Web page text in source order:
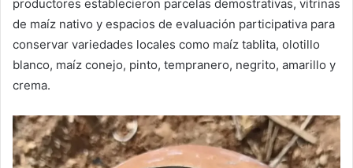
productores establecieron parcelas demostrativas, vitrinas
de maíz nativo y espacios de evaluación participativa para
conservar variedades locales como maíz tablita, olotillo
blanco, maíz conejo, pinto, tempranero, negrito, amarillo y
crema.